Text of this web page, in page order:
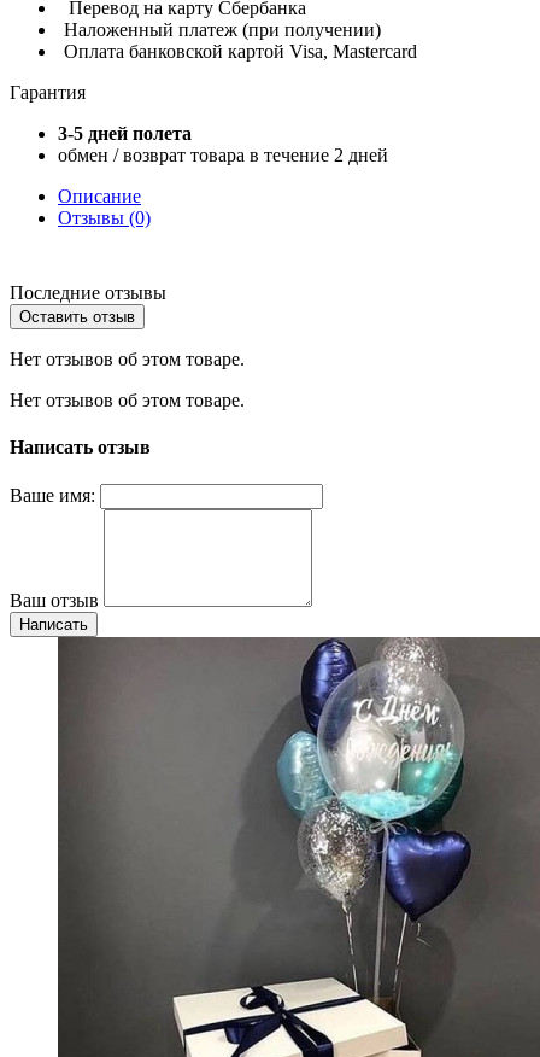
Перевод на карту Сбербанка
Наложенный платеж (при получении)
Оплата банковской картой Visa, Mastercard
Гарантия
3-5 дней полета
обмен / возврат товара в течение 2 дней
Описание
Отзывы (0)
Последние отзывы
Оставить отзыв
Нет отзывов об этом товаре.
Нет отзывов об этом товаре.
Написать отзыв
Ваше имя:
Ваш отзыв
Написать